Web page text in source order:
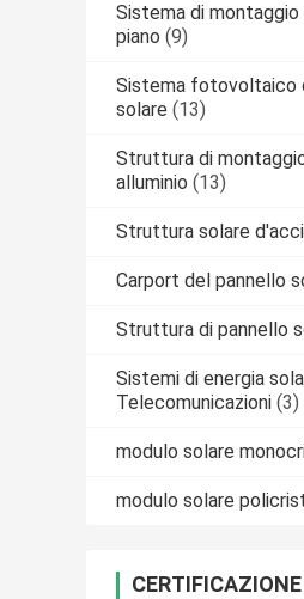
Sistema di
piano (9)
Sistema fotovoltaico
solare (13)
Struttura di
alluminio (13)
Struttura solare
Carport del pannello
Struttura di pannello
Sistemi di energia
Telecomunicazioni (3)
modulo solare
modulo solare
CERTIFICAZIONE